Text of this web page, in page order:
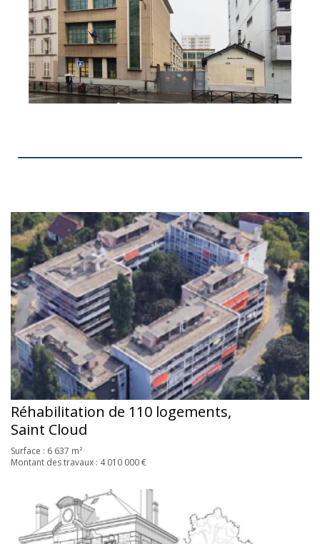
Réhabilitation de 110 logements,
Saint Cloud
Surface : 6 637 m²
Montant des travaux : 4 010 000 €